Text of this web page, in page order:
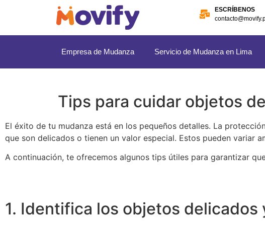
ESCRÍBENOS
Empresa de Mudanza Servicio de Mudanza en Lima
Tips para cuidar objetos
El éxito de tu mudanza está en los pequeños detalles. La
que son delicados o tienen un valor especial. Estos pueden variar
A continuación, te ofrecemos algunos tips útiles para garantizar
1. Identifica los objetos delicados